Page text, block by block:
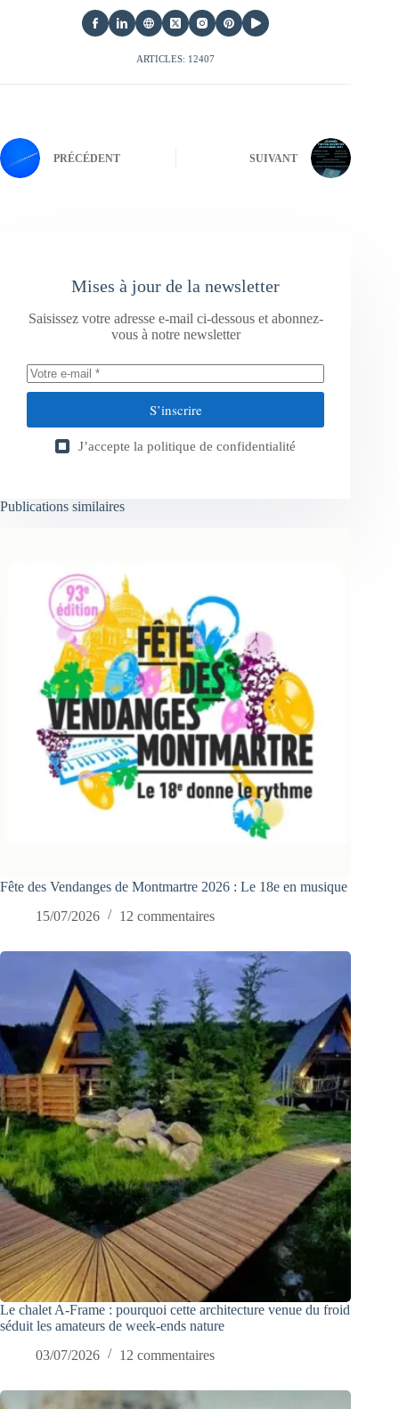
ARTICLES: 12407
PRÉCÉDENT SUIVANT
Mises à jour de la newsletter
Saisissez votre adresse e-mail ci-dessous et abonnez-
vous à notre newsletter
S’inscrire
J’accepte la politique de confidentialité
Publications similaires
Fête des Vendanges de Montmartre 2026 : Le 18e en musique
15/07/2026
12 commentaires
Le chalet A-Frame : pourquoi cette architecture venue du froid
séduit les amateurs de week-ends nature
03/07/2026
12 commentaires